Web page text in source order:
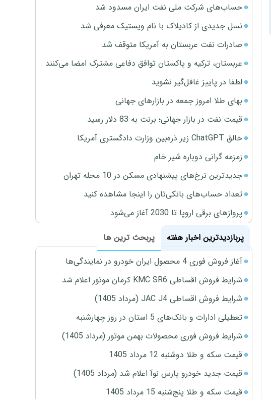
حساب‌های شرکت ملی نفت ایران مسدود شد
نسل جدیدی از کادیلاک با نام ویستیک معرفی شد
صادرات نفت عربستان به آمریکا متوقف شد
عربستان، ترکیه و پاکستان توافق دفاعی مشترک امضا می‌کنند
لطفا در پاییز غافل‌گیر نشوید
بهای طلا امروز جمعه در بازارهای جهانی
قیمت نفت در بازار جهانی؛ برنت به 83 دلار رسید
خالق ChatGPT زیر ذره‌بین وزارت دادگستری آمریکا
زمزمه گرانی دوباره شیر خام
جدیدترین نرخ‌های پیشنهادی مسکن در 10 محله تهران
تعداد حساب‌های بانکی‌تان را اینجا مشاهده کنید
پروازهای برقی اروپا تا 2030 آغاز می‌شود
پربازدیدترین اخبار هفته
پربحث ترین ها
آغاز فروش فوری 4 محصول ایران خودرو در نمایندگی‌ها
شرایط فروش اقساطی KMC SR6 کرمان موتور اعلام شد
شرایط فروش اقساطی JAC J4 (مرداد 1405)
تعطیلی ادارات و بانک‌های 5 استان در روز چهارشنبه
شرایط فروش فوری محصولات بهمن موتور (مرداد 1405)
قیمت سکه و طلا دوشنبه 12 مرداد 1405
قیمت جدید خودرو پارس نوآ اعلام شد (مرداد 1405)
قیمت سکه و طلا پنج‌شنبه 15 مرداد 1405